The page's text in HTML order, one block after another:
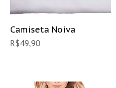
Camiseta Noiva
R$49,90